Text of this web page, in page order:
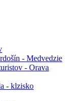
- Medvedzie
- Orava
- klzisko